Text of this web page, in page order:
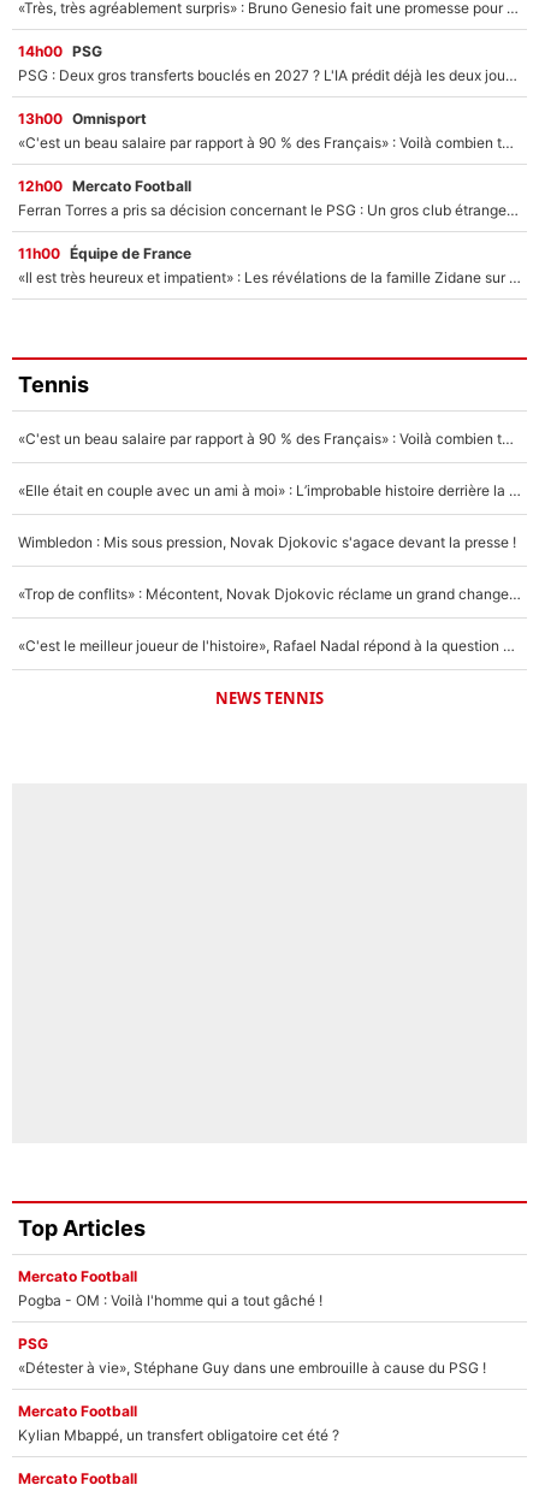
«Très, très agréablement surpris» : Bruno Genesio fait une promesse pour la suite du mercato de l’OM et rassure les supporters
14h00 PSG
PSG : Deux gros transferts bouclés en 2027 ? L'IA prédit déjà les deux joueurs qui pourraient rejoindre Luis Enrique !
13h00 Omnisport
«C'est un beau salaire par rapport à 90 % des Français» : Voilà combien touchait Nelson Monfort sur France Télévisions avant de rejoindre CNews
12h00 Mercato Football
Ferran Torres a pris sa décision concernant le PSG : Un gros club étranger prêt à relancer le feuilleton pour la signature du champion du monde 2026 !
11h00 Équipe de France
«Il est très heureux et impatient» : Les révélations de la famille Zidane sur sa prise de pouvoir en équipe de France !
Tennis
«C'est un beau salaire par rapport à 90 % des Français» : Voilà combien touchait Nelson Monfort sur France Télévisions avant de rejoindre CNews
«Elle était en couple avec un ami à moi» : L’improbable histoire derrière la «seule relation longue» de Novak Djokovic
Wimbledon : Mis sous pression, Novak Djokovic s'agace devant la presse !
«Trop de conflits» : Mécontent, Novak Djokovic réclame un grand changement !
«C'est le meilleur joueur de l'histoire», Rafael Nadal répond à la question que tout le monde se pose !
NEWS TENNIS
Top Articles
Mercato Football
Pogba - OM : Voilà l'homme qui a tout gâché !
PSG
«Détester à vie», Stéphane Guy dans une embrouille à cause du PSG !
Mercato Football
Kylian Mbappé, un transfert obligatoire cet été ?
Mercato Football